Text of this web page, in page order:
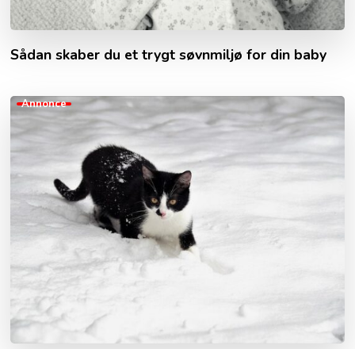
Sådan skaber du et trygt søvnmiljø for din baby
Annonce